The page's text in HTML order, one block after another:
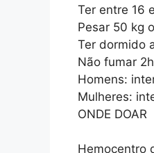
Ter entre 16
Pesar 50 kg
Ter dormido
Não fumar
Homens:
Mulheres:
ONDE DOAR
Hemocentro